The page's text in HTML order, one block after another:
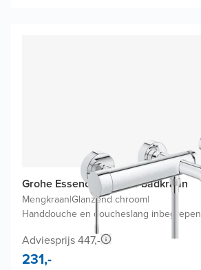
Grohe Essence opbouw badkraan
Mengkraan|Glanzend chroom|
Handdouche en doucheslang inbegrepen
Adviesprijs 447,-
231,-